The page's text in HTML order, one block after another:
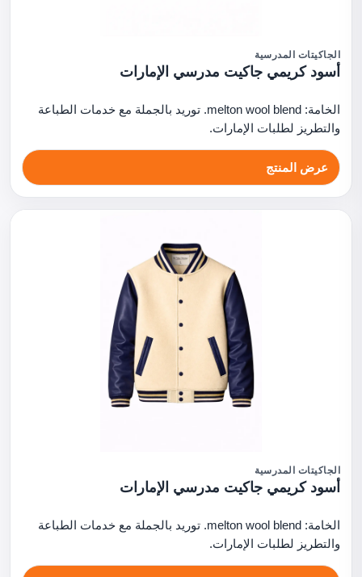
الجاكيتات المدرسية
أسود كريمي جاكيت مدرسي الإمارات
الخامة: melton wool blend. توريد بالجملة مع خدمات الطباعة
والتطريز لطلبات الإمارات.
عرض المنتج
الجاكيتات المدرسية
أسود كريمي جاكيت مدرسي الإمارات
الخامة: melton wool blend. توريد بالجملة مع خدمات الطباعة
والتطريز لطلبات الإمارات.